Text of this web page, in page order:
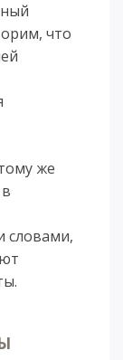
что
же
словами,